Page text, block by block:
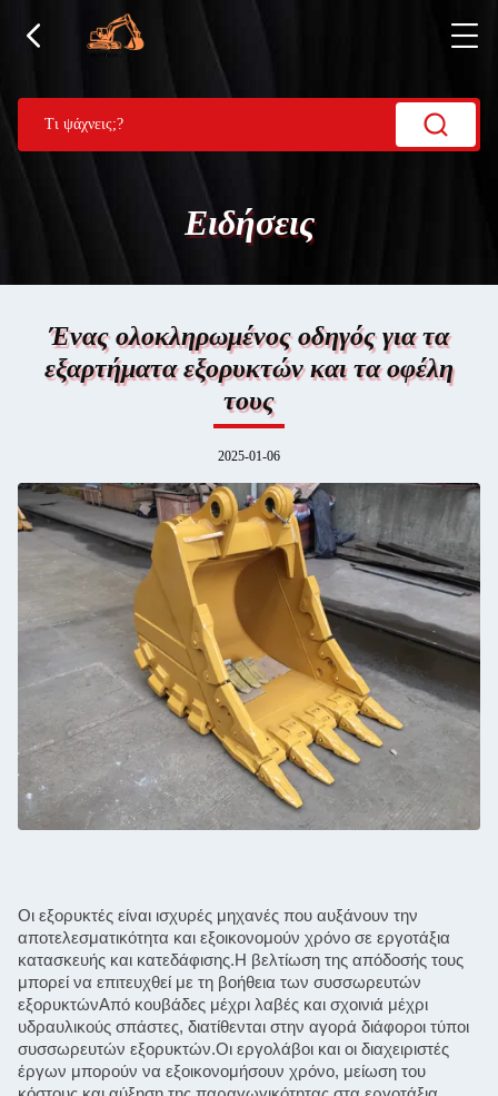
Ειδήσεις
Ένας ολοκληρωμένος οδηγός για τα
εξαρτήματα εξορυκτών και τα οφέλη
τους
2025-01-06
Οι εξορυκτές είναι ισχυρές μηχανές που αυξάνουν την
αποτελεσματικότητα και εξοικονομούν χρόνο σε εργοτάξια
κατασκευής και κατεδάφισης.Η βελτίωση της απόδοσής τους
μπορεί να επιτευχθεί με τη βοήθεια των συσσωρευτών
εξορυκτώνΑπό κουβάδες μέχρι λαβές και σχοινιά μέχρι
υδραυλικούς σπάστες, διατίθενται στην αγορά διάφοροι τύποι
συσσωρευτών εξορυκτών.Οι εργολάβοι και οι διαχειριστές
έργων μπορούν να εξοικονομήσουν χρόνο, μείωση του